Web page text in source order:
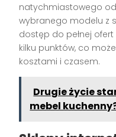
natychmiastowego
wybranego modelu z
dostęp do pełnej
kilku punktów, co
kosztami i czasem.
Drugie życie
mebel